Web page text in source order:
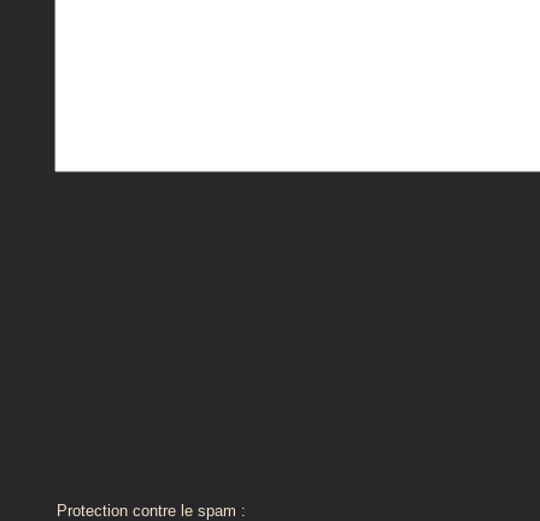
Protection contre le spam :